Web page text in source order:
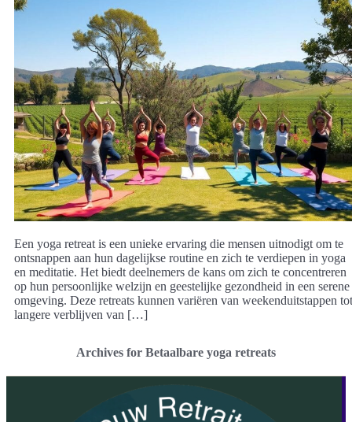
Een yoga retreat is een unieke ervaring die mensen uitnodigt om te
ontsnappen aan hun dagelijkse routine en zich te verdiepen in yoga
en meditatie. Het biedt deelnemers de kans om zich te concentreren
op hun persoonlijke welzijn en geestelijke gezondheid in een serene
omgeving. Deze retreats kunnen variëren van weekenduitstappen tot
langere verblijven van […]
Archives for Betaalbare yoga retreats